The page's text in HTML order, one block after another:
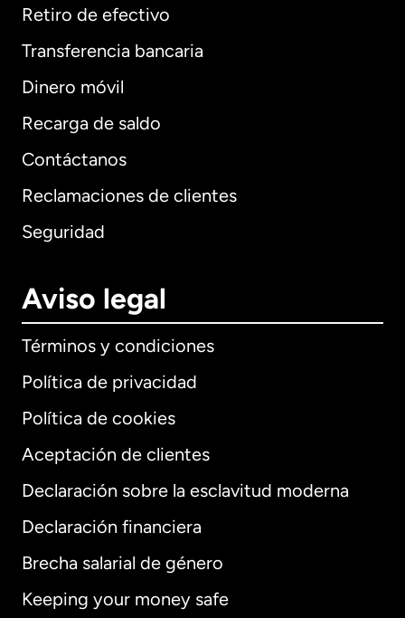
Retiro de efectivo
Transferencia bancaria
Dinero móvil
Recarga de saldo
Contáctanos
Reclamaciones de clientes
Seguridad
Aviso legal
Términos y condiciones
Política de privacidad
Política de cookies
Aceptación de clientes
Declaración sobre la esclavitud moderna
Declaración financiera
Brecha salarial de género
Keeping your money safe
Internacional English
Alemania